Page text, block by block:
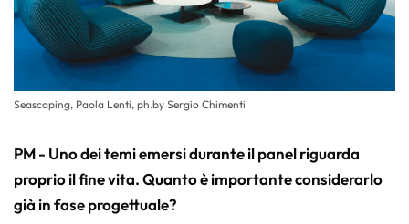
Seascaping, Paola Lenti, ph.by Sergio Chimenti
PM - Uno dei temi emersi durante il panel riguarda
proprio il fine vita. Quanto è importante considerarlo
già in fase progettuale?